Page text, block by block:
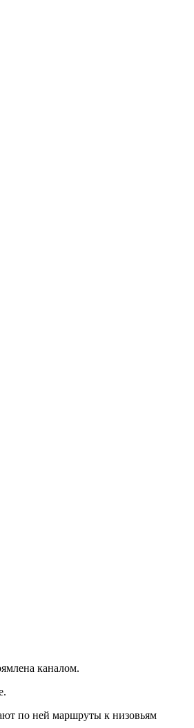
каналом.
по ней маршруты к низовьям